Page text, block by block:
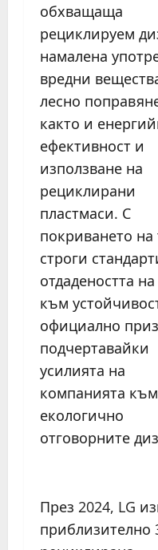
обхващаща
рециклируем
намалена
вредни
лесно
както и
ефективност и
използване на
рециклирани
пластмаси. С
покриването на
строги
отдадеността на
към
официално
подчертавайки
усилията на
компанията към
екологично
отговорните
През 2024, LG
приблизително